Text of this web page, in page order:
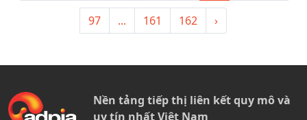
97 ... 161 162 ›
Nền tảng tiếp thị liên kết quy mô và
uy tín nhất Việt Nam